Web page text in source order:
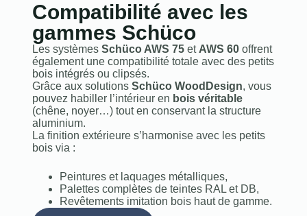
Compatibilité avec les
gammes Schüco
Les systèmes Schüco AWS 75etAWS 60offrent
également une compatibilité totale avec des petits
bois intégrés ou clipsés.
Grâce aux solutions Schüco WoodDesign, vous
pouvez habiller l’intérieur en bois véritable
(chêne, noyer…) tout en conservant la structure
aluminium.
La finition extérieure s’harmonise avec les petits
bois via :
Peintures et laquages métalliques,
Palettes complètes de teintes RAL et DB,
Revêtements imitation bois haut de gamme.